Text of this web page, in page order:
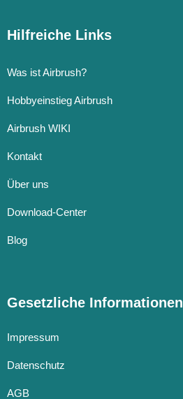
Hilfreiche Links
Was ist Airbrush?
Hobbyeinstieg Airbrush
Airbrush WIKI
Kontakt
Über uns
Download-Center
Blog
Gesetzliche Informationen
Impressum
Datenschutz
AGB